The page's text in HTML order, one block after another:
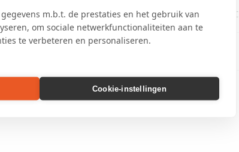
m.b.t. de prestaties en het gebruik van
om sociale netwerkfunctionaliteiten aan te
te verbeteren en personaliseren.
Cookie-instellingen
niet meer up
Vastgoedrecht